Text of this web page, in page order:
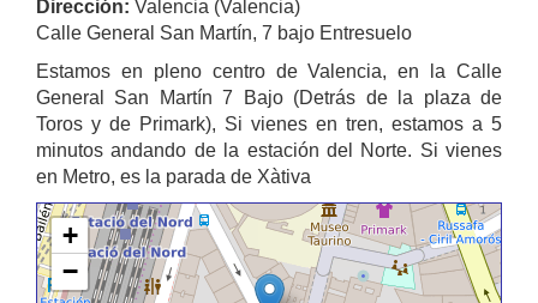
Dirección: Valencia (Valencia)
Calle General San Martín, 7 bajo Entresuelo
Estamos en pleno centro de Valencia, en la Calle
General San Martín 7 Bajo (Detrás de la plaza de
Toros y de Primark), Si vienes en tren, estamos a 5
minutos andando de la estación del Norte. Si vienes
en Metro, es la parada de Xàtiva
+
−